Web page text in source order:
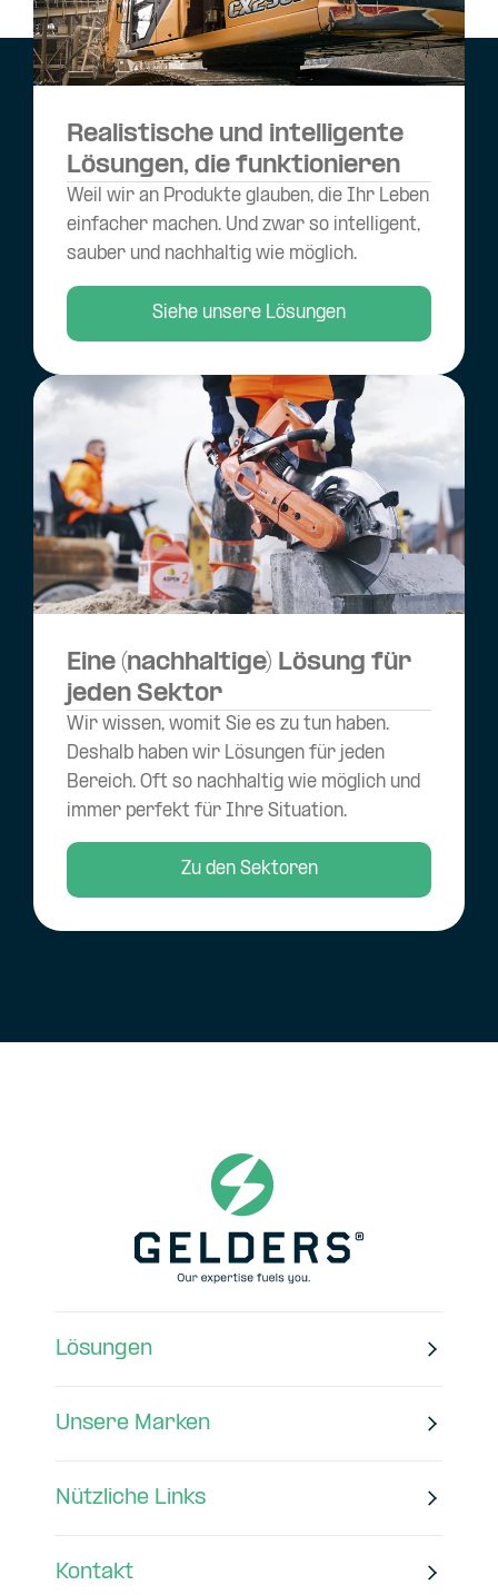
Realistische und intelligente
Lösungen, die funktionieren
Weil wir an Produkte glauben, die Ihr Leben
einfacher machen. Und zwar so intelligent,
sauber und nachhaltig wie möglich.
Siehe unsere Lösungen
Eine (nachhaltige) Lösung für
jeden Sektor
Wir wissen, womit Sie es zu tun haben.
Deshalb haben wir Lösungen für jeden
Bereich. Oft so nachhaltig wie möglich und
immer perfekt für Ihre Situation.
Zu den Sektoren
Lösungen
Unsere Marken
Nützliche Links
Kontakt